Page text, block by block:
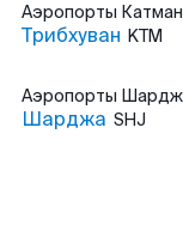
Аэропорты
Трибхуван KTM
Аэропорты
Шарджа SHJ